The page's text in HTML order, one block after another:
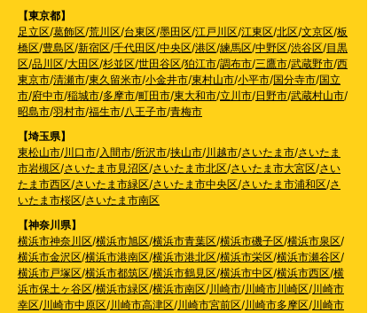
【東京都】
足立区/葛飾区/荒川区/台東区/墨田区/江戸川区/江東区/北区/文京区/板
橋区/豊島区/新宿区/千代田区/中央区/港区/練馬区/中野区/渋谷区/目黒
区/品川区/大田区/杉並区/世田谷区/狛江市/調布市/三鷹市/武蔵野市/西
東京市/清瀬市/東久留米市/小金井市/東村山市/小平市/国分寺市/国立
市/府中市/稲城市/多摩市/町田市/東大和市/立川市/日野市/武蔵村山市/
昭島市/羽村市/福生市/八王子市/青梅市
【埼玉県】
東松山市/川口市/入間市/所沢市/挟山市/川越市/さいたま市/さいたま
市岩槻区/さいたま市見沼区/さいたま市北区/さいたま市大宮区/さい
たま市西区/さいたま市緑区/さいたま市中央区/さいたま市浦和区/さ
いたま市桜区/さいたま市南区
【神奈川県】
横浜市神奈川区/横浜市旭区/横浜市青葉区/横浜市磯子区/横浜市泉区/
横浜市金沢区/横浜市港南区/横浜市港北区/横浜市栄区/横浜市瀬谷区/
横浜市戸塚区/横浜市都筑区/横浜市鶴見区/横浜市中区/横浜市西区/横
浜市保土ヶ谷区/横浜市緑区/横浜市南区/川崎市/川崎市川崎区/川崎市
幸区/川崎市中原区/川崎市高津区/川崎市宮前区/川崎市多摩区/川崎市